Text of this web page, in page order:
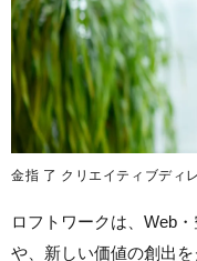
金指 了 クリエイティブディ
ロフトワークは、Web
や、新しい価値の創出